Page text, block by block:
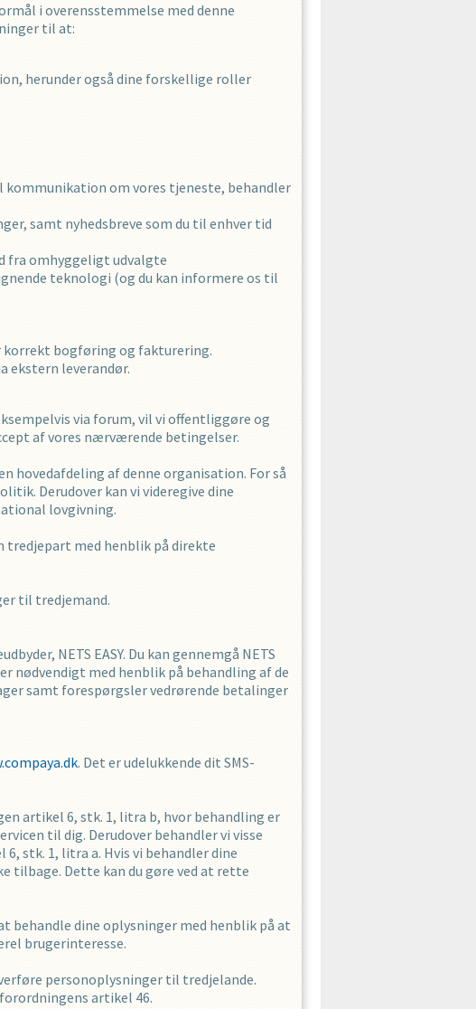
i overensstemmelse med denne
til at:
herunder også dine forskellige roller
kommunikation om vores tjeneste, behandler
samt nyhedsbreve som du til enhver tid
fra omhyggeligt udvalgte
teknologi (og du kan informere os til
korrekt bogføring og fakturering.
ekstern leverandør.
via forum, vil vi offentliggøre og
af vores nærværende betingelser.
hovedafdeling af denne organisation. For så
Derudover kan vi videregive dine
lovgivning.
tredjepart med henblik på direkte
til tredjemand.
NETS EASY. Du kan gennemgå NETS
nødvendigt med henblik på behandling af de
samt forespørgsler vedrørende betalinger
. Det er udelukkende dit SMS-
artikel 6, stk. 1, litra b, hvor behandling er
til dig. Derudover behandler vi visse
stk. 1, litra a. Hvis vi behandler dine
tilbage. Dette kan du gøre ved at rette
behandle dine oplysninger med henblik på at
brugerinteresse.
personoplysninger til tredjelande.
artikel 46.